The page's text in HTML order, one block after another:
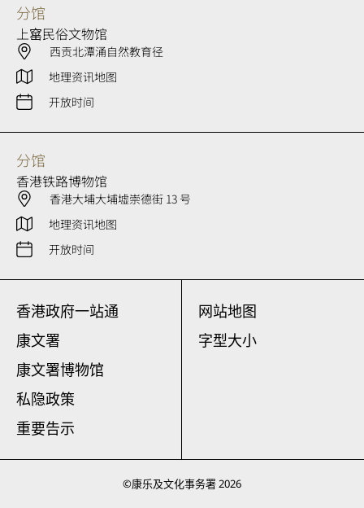
分馆
上窰民俗文物馆
西贡北潭涌自然教育径
地理资讯地图
开放时间
分馆
香港铁路博物馆
香港大埔大埔墟崇德街 13 号
地理资讯地图
开放时间
香港政府一站通
康文署
康文署博物馆
私隐政策
重要告示
网站地图
字型大小
©康乐及文化事务署2026